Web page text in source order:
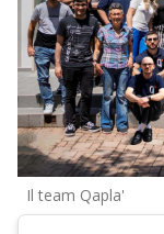
Il team Qapla'